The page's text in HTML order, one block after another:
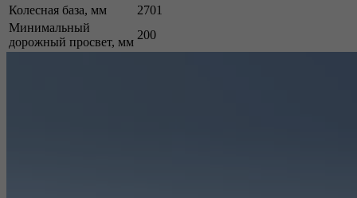
Колесная база, мм
2701
Минимальный
дорожный просвет, мм
200